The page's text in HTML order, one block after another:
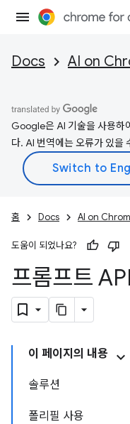
Docs AI on
Google은 AI 기술을 사용하
다. AI 번역에는 오류가 있을
홈 Docs AI on
도움이 되었나요?
프롬프트
이 페이지의 내용
솔루션
폴리필 사용